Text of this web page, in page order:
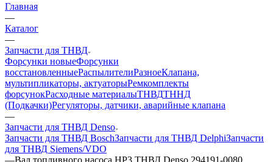
Главная
—
Каталог
—
Запчасти для ТНВД
Форсунки новыеФорсунки
восстановленныеРаспылителиРазноеКлапана,
мультипликаторы, актуаторыРемкомплекты
форсунокРасходные материалыТНВДТННД
(Подкачки)Регуляторы, датчики, аварийные клапана
—
Запчасти для ТНВД Denso
Запчасти для ТНВД BoschЗапчасти для ТНВД DelphiЗапчасти
для ТНВД Siemens/VDO
—Вал топливного насоса HP3 ТНВД Denso 294191-0080